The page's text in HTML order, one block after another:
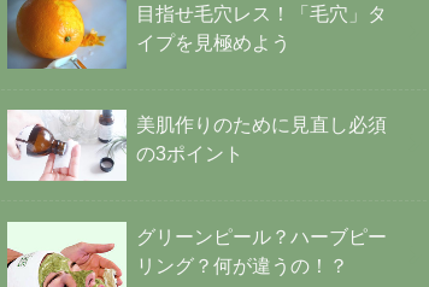
目指せ毛穴レス！「毛穴」タ
イプを見極めよう
美肌作りのために見直し必須
の3ポイント
グリーンピール？ハーブピー
リング？何が違うの！？